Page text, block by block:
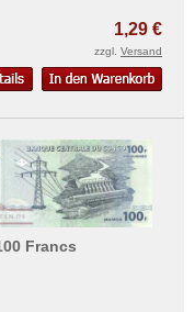
1,29 €
zzgl. Versand
Francs